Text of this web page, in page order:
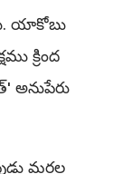
యాకోబు
క్రింద
అనుపేరు
మరల